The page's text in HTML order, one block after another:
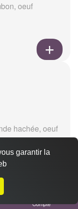
oeuf
hachée, oeuf
Compte
garantir la